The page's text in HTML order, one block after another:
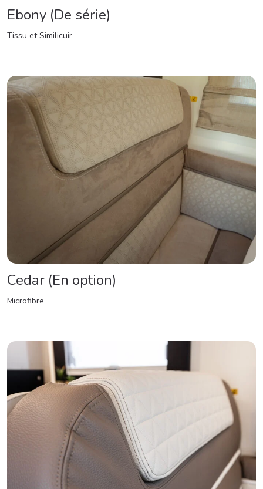
Ebony (De série)
Tissu et Similicuir
Cedar (En option)
Microfibre